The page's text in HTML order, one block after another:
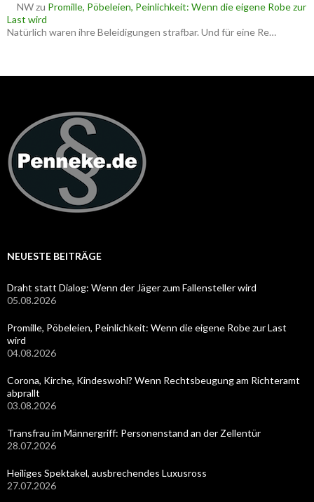
NWzu Promille, Pöbeleien, Peinlichkeit: Wenn die eigene Robe zur
Last wird
Natürlich waren ihre Beleidigungen strafbar. Und für eine Re…
NEUESTE BEITRÄGE
Draht statt Dialog: Wenn der Jäger zum Fallensteller wird
05.08.2026
Promille, Pöbeleien, Peinlichkeit: Wenn die eigene Robe zur Last
wird
04.08.2026
Corona, Kirche, Kindeswohl? Wenn Rechtsbeugung am Richteramt
abprallt
03.08.2026
Transfrau im Männergriff: Personenstand an der Zellentür
28.07.2026
Heiliges Spektakel, ausbrechendes Luxusross
27.07.2026